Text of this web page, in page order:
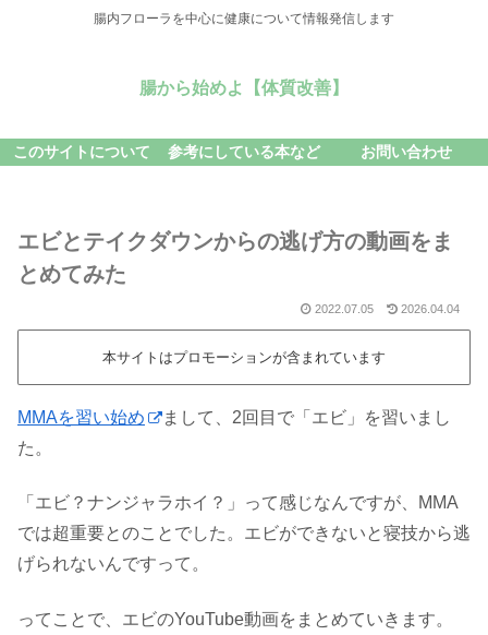
腸内フローラを中心に健康について情報発信します
腸から始めよ【体質改善】
このサイトについて 参考にしている本など お問い合わせ
エビとテイクダウンからの逃げ方の動画をま
とめてみた
2022.07.05 2026.04.04
本サイトはプロモーションが含まれています
MMAを習い始め
まして、2回目で「エビ」を習いまし
た。
「エビ？ナンジャラホイ？」って感じなんですが、MMA
では超重要とのことでした。エビができないと寝技から逃
げられないんですって。
ってことで、エビのYouTube動画をまとめていきます。